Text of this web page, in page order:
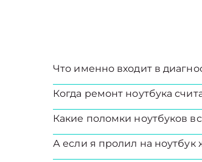
Что именно входит в
Когда ремонт ноутбука
Какие поломки ноутбуков
А если я пролил на ноутбук